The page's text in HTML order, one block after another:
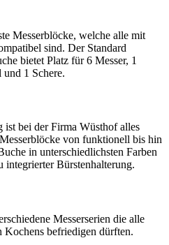
Messerblöcke, welche alle mit
sind. Der Standard
bietet Platz für 6 Messer, 1
und 1 Schere.
ist bei der Firma Wüsthof alles
von funktionell bis hin
in unterschiedlichsten Farben
integrierter Bürstenhalterung.
Messerserien die alle
Kochens befriedigen dürften.